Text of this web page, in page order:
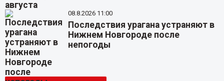
08.8.2026 11:00
Последствия урагана устраняют в
Нижнем Новгороде после
непогоды